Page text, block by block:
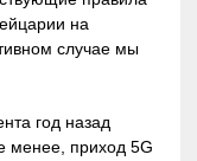
на
случае мы
год назад
менее, приход 5G